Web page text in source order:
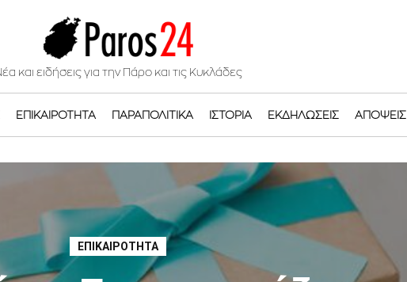
και ειδήσεις για την Πάρο και τις Κυκλάδες
ΕΠΙΚΑΙΡΌΤΗΤΑ ΠΑΡΑΠΟΛΙΤΙΚΆ ΙΣΤΟΡΊΑ ΕΚΔΗΛΏΣΕΙΣ ΑΠΌΨΕΙΣ
ΕΠΙΚΑΙΡΌΤΗΤΑ